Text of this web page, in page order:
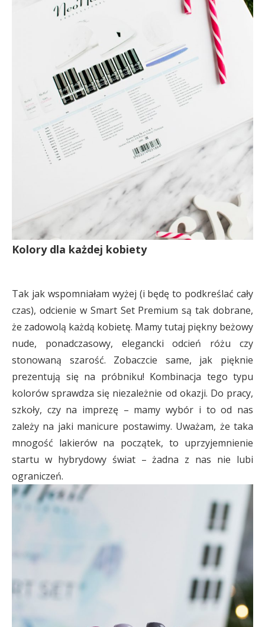
Kolory dla każdej kobiety
Tak jak wspomniałam wyżej (i będę to podkreślać cały
czas), odcienie w Smart Set Premium są tak dobrane,
że zadowolą każdą kobietę. Mamy tutaj piękny beżowy
nude, ponadczasowy, elegancki odcień różu czy
stonowaną szarość. Zobaczcie same, jak pięknie
prezentują się na próbniku! Kombinacja tego typu
kolorów sprawdza się niezależnie od okazji. Do pracy,
szkoły, czy na imprezę – mamy wybór i to od nas
zależy na jaki manicure postawimy. Uważam, że taka
mnogość lakierów na początek, to uprzyjemnienie
startu w hybrydowy świat – żadna z nas nie lubi
ograniczeń.